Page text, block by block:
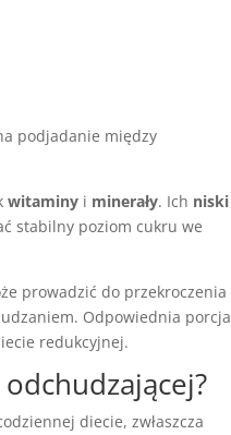
podjadanie między
witaminy i minerały. Ich niski
stabilny poziom cukru we
prowadzić do przekroczenia
Odpowiednia porcja
redukcyjnej.
diecie, zwłaszcza